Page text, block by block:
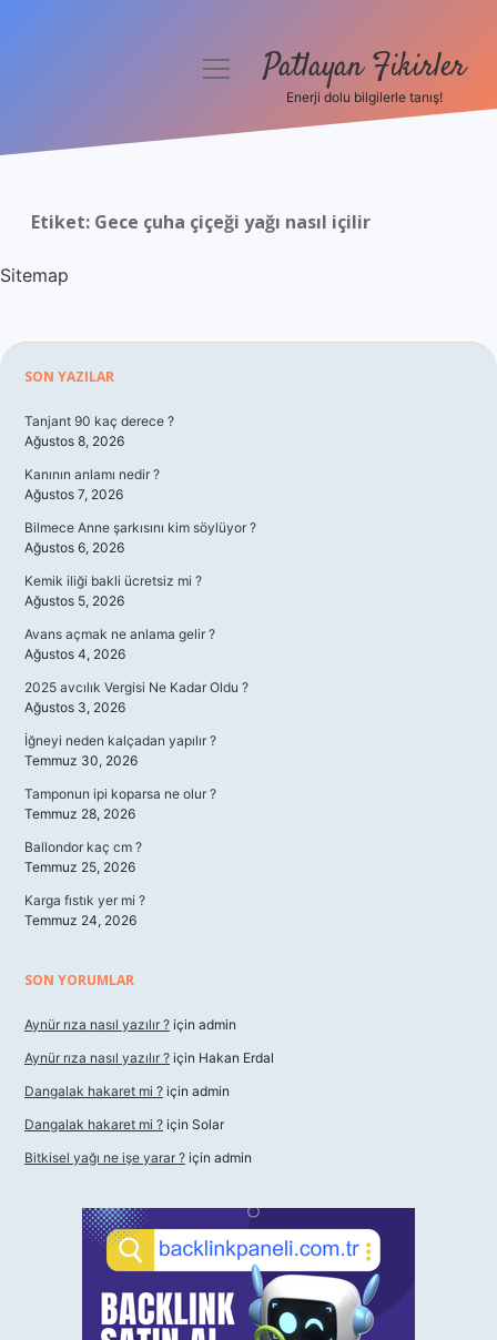
Yasal Uyarı
Hakkımızda
menüyüPatlayan Fikirler
Enerji dolu bilgilerle tanış!
Etiket: Gece çuha çiçeği yağı nasıl içilir
Sitemap
Sidebar
SON YAZILAR
Tanjant 90 kaç derece ?
Ağustos 8, 2026
Kanının anlamı nedir ?
Ağustos 7, 2026
Bilmece Anne şarkısını kim söylüyor ?
Ağustos 6, 2026
Kemik iliği bakli ücretsiz mi ?
Ağustos 5, 2026
Avans açmak ne anlama gelir ?
Ağustos 4, 2026
2025 avcılık Vergisi Ne Kadar Oldu ?
Ağustos 3, 2026
İğneyi neden kalçadan yapılır ?
Temmuz 30, 2026
Tamponun ipi koparsa ne olur ?
Temmuz 28, 2026
Ballondor kaç cm ?
Temmuz 25, 2026
Karga fıstık yer mi ?
Temmuz 24, 2026
SON YORUMLAR
Aynür rıza nasıl yazılır ? için admin
Aynür rıza nasıl yazılır ? için Hakan Erdal
Dangalak hakaret mi ? için admin
Dangalak hakaret mi ? için Solar
Bitkisel yağı ne işe yarar ? için admin